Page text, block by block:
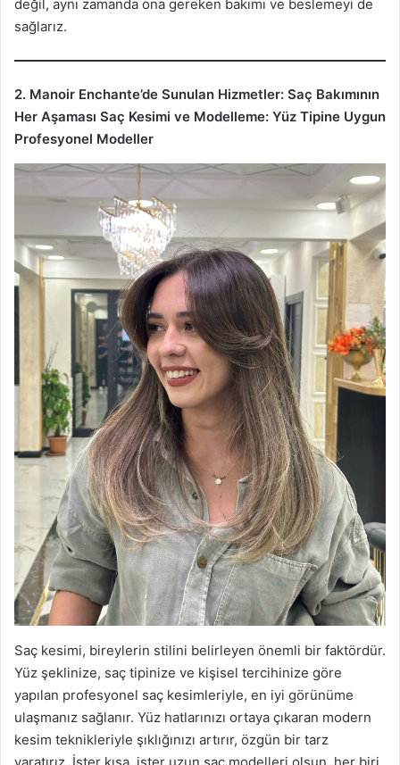
değil, aynı zamanda ona gereken bakımı ve beslemeyi de
sağlarız.
2. Manoir Enchante’de Sunulan Hizmetler: Saç Bakımının
Her Aşaması Saç Kesimi ve Modelleme: Yüz Tipine Uygun
Profesyonel Modeller
Saç kesimi, bireylerin stilini belirleyen önemli bir faktördür.
Yüz şeklinize, saç tipinize ve kişisel tercihinize göre
yapılan profesyonel saç kesimleriyle, en iyi görünüme
ulaşmanız sağlanır. Yüz hatlarınızı ortaya çıkaran modern
kesim teknikleriyle şıklığınızı artırır, özgün bir tarz